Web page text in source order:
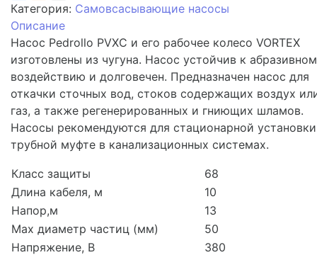
Категория: Самовсасывающие насосы
Описание
Насос Pedrollo PVXC и его рабочее колесо VORTEX
изготовлены из чугуна. Насос устойчив к
воздействию и долговечен. Предназначен насос для
откачки сточных вод, стоков содержащих воздух
газ, а также регенерированных и гниющих шламов.
Насосы рекомендуются для стационарной
трубной муфте в канализационных системах.
Класс защиты
68
Длина кабеля, м
10
Напор,м
13
Мах диаметр частиц (мм)
50
Напряжение, В
380